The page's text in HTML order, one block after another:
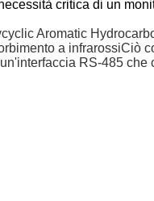
critica di un
Aromatic
a infrarossiCiò
RS-485